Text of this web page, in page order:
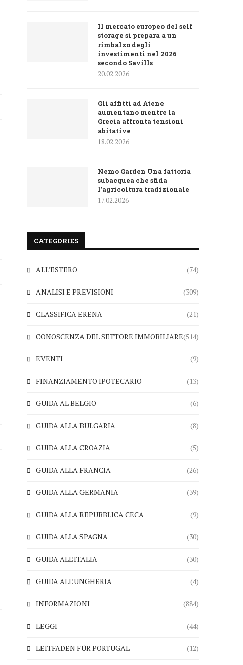
Il mercato europeo del self
storage si prepara a un
rimbalzo degli
investimenti nel 2026
secondo Savills
20.02.2026
Gli affitti ad Atene
aumentano mentre la
Grecia affronta tensioni
abitative
18.02.2026
Nemo Garden Una fattoria
subacquea che sfida
l’agricoltura tradizionale
17.02.2026
CATEGORIES
ALL’ESTERO (74)
ANALISI E PREVISIONI (309)
CLASSIFICA ERENA (21)
CONOSCENZA DEL SETTORE IMMOBILIARE(514)
EVENTI (9)
FINANZIAMENTO IPOTECARIO (13)
GUIDA AL BELGIO (6)
GUIDA ALLA BULGARIA (8)
GUIDA ALLA CROAZIA (5)
GUIDA ALLA FRANCIA (26)
GUIDA ALLA GERMANIA (39)
GUIDA ALLA REPUBBLICA CECA (9)
GUIDA ALLA SPAGNA (30)
GUIDA ALL’ITALIA (30)
GUIDA ALL’UNGHERIA (4)
INFORMAZIONI (884)
LEGGI (44)
LEITFADEN FÜR PORTUGAL (12)